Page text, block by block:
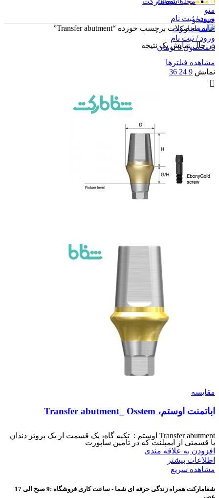
منو
جستجو
ورود / ثبت نام
0 محصول 0 تومان
ورود / ثبت نام
خانهمحصولات برچسب خورده “Transfer abutment”
در حال نمایش یک نتیجه
مشاهده فیلترها
نمایش 9
24
36
مقایسه
اباتمنت اوستم، Transfer abutment_ Osstem
Transfer abutment اوستم : تکیه گاه، یک قسمت از یک پروتز دندان
یا قسمتی از ایمپلنت که در تامین ساپورت
افزودن به علاقه مندی
اطلاعات بیشتر
مشاهده سریع
شفامارکت همراه زندگی حرفه ای شما - ساعت کاری فروشگاه :9 صبح الی 17